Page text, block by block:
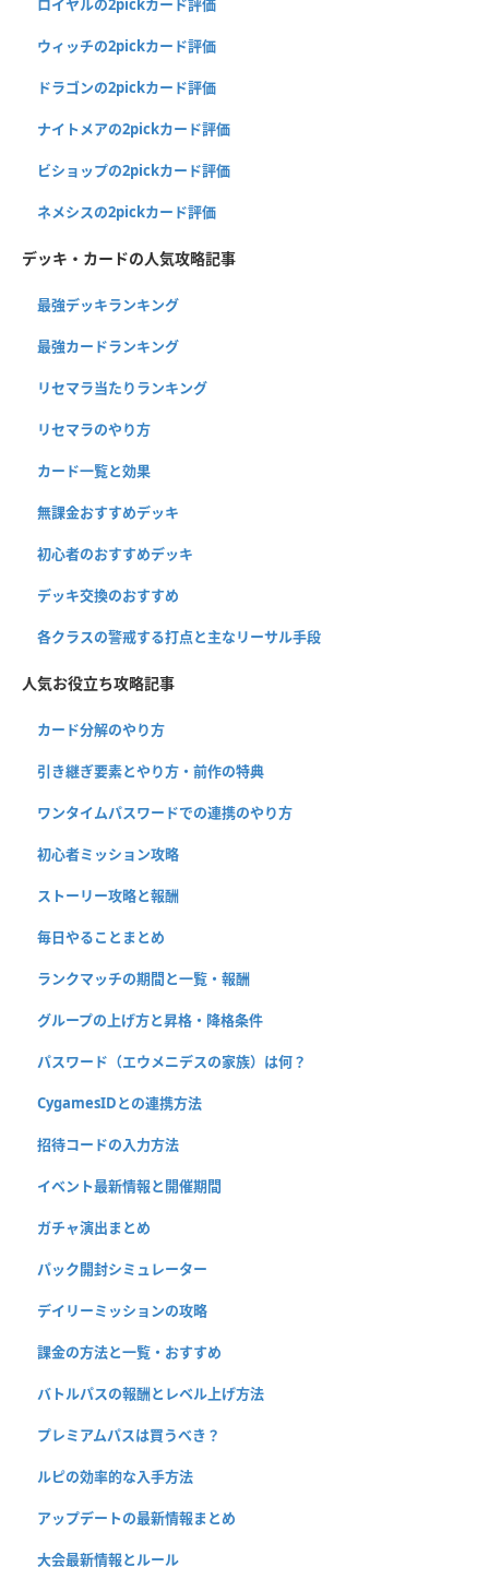
ロイヤルの2pickカード評価
ウィッチの2pickカード評価
ドラゴンの2pickカード評価
ナイトメアの2pickカード評価
ビショップの2pickカード評価
ネメシスの2pickカード評価
デッキ・カードの人気攻略記事
最強デッキランキング
最強カードランキング
リセマラ当たりランキング
リセマラのやり方
カード一覧と効果
無課金おすすめデッキ
初心者のおすすめデッキ
デッキ交換のおすすめ
各クラスの警戒する打点と主なリーサル手段
人気お役立ち攻略記事
カード分解のやり方
引き継ぎ要素とやり方・前作の特典
ワンタイムパスワードでの連携のやり方
初心者ミッション攻略
ストーリー攻略と報酬
毎日やることまとめ
ランクマッチの期間と一覧・報酬
グループの上げ方と昇格・降格条件
パスワード（エウメニデスの家族）は何？
CygamesIDとの連携方法
招待コードの入力方法
イベント最新情報と開催期間
ガチャ演出まとめ
パック開封シミュレーター
デイリーミッションの攻略
課金の方法と一覧・おすすめ
バトルパスの報酬とレベル上げ方法
プレミアムパスは買うべき？
ルピの効率的な入手方法
アップデートの最新情報まとめ
大会最新情報とルール